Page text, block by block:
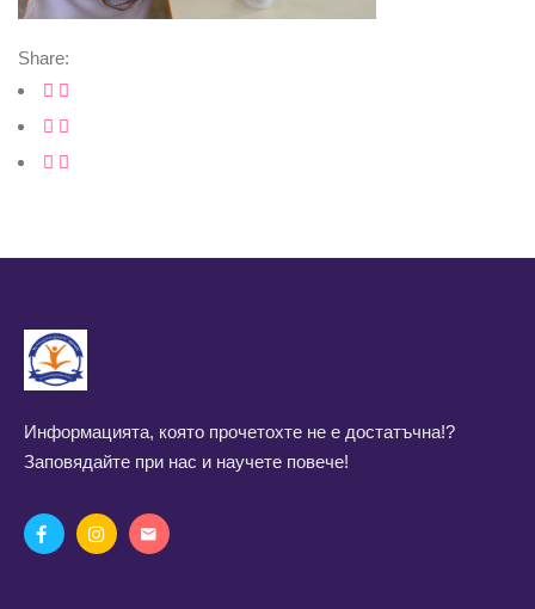
Share:
Информацията, която прочетохте не е достатъчна!?
Заповядайте при нас и научете повече!